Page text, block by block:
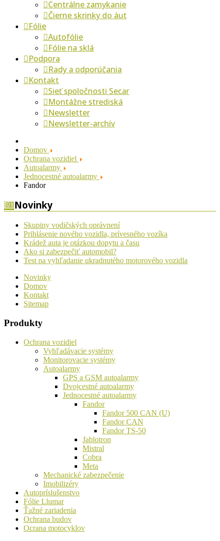
Centrálne zamykanie
Čierne skrinky do áut
Fólie
Autofólie
Fólie na sklá
Podpora
Rady a odporúčania
Kontakt
Sieť spoločnosti Secar
Montážne strediská
Newsletter
Newsletter-archív
Domov
Ochrana vozidiel
Autoalarmy
Jednocestné autoalarmy
Fandor
Novinky
Skupiny vodičských oprávnení
Prihlásenie nového vozidla, prívesného vozíka
Krádež auta je otázkou dopytu a času
Ako si zabezpečiť automobil?
Test na vyhľadanie ukradnutého motorového vozidla
Novinky
Domov
Kontakt
Sitemap
Produkty
Ochrana vozidiel
Vyhľadávacie systémy
Monitorovacie systémy
Autoalarmy
GPS a GSM autoalarmy
Dvojcestné autoalarmy
Jednocestné autoalarmy
Fandor
Fandor 500 CAN (U)
Fandor CAN
Fandor TS-50
Jablotron
Mistral
Cobra
Meta
Mechanické zabezpečenie
Imobilizéry
Autopríslušenstvo
Fólie Llumar
Ťažné zariadenia
Ochrana budov
Ocrana motocyklov